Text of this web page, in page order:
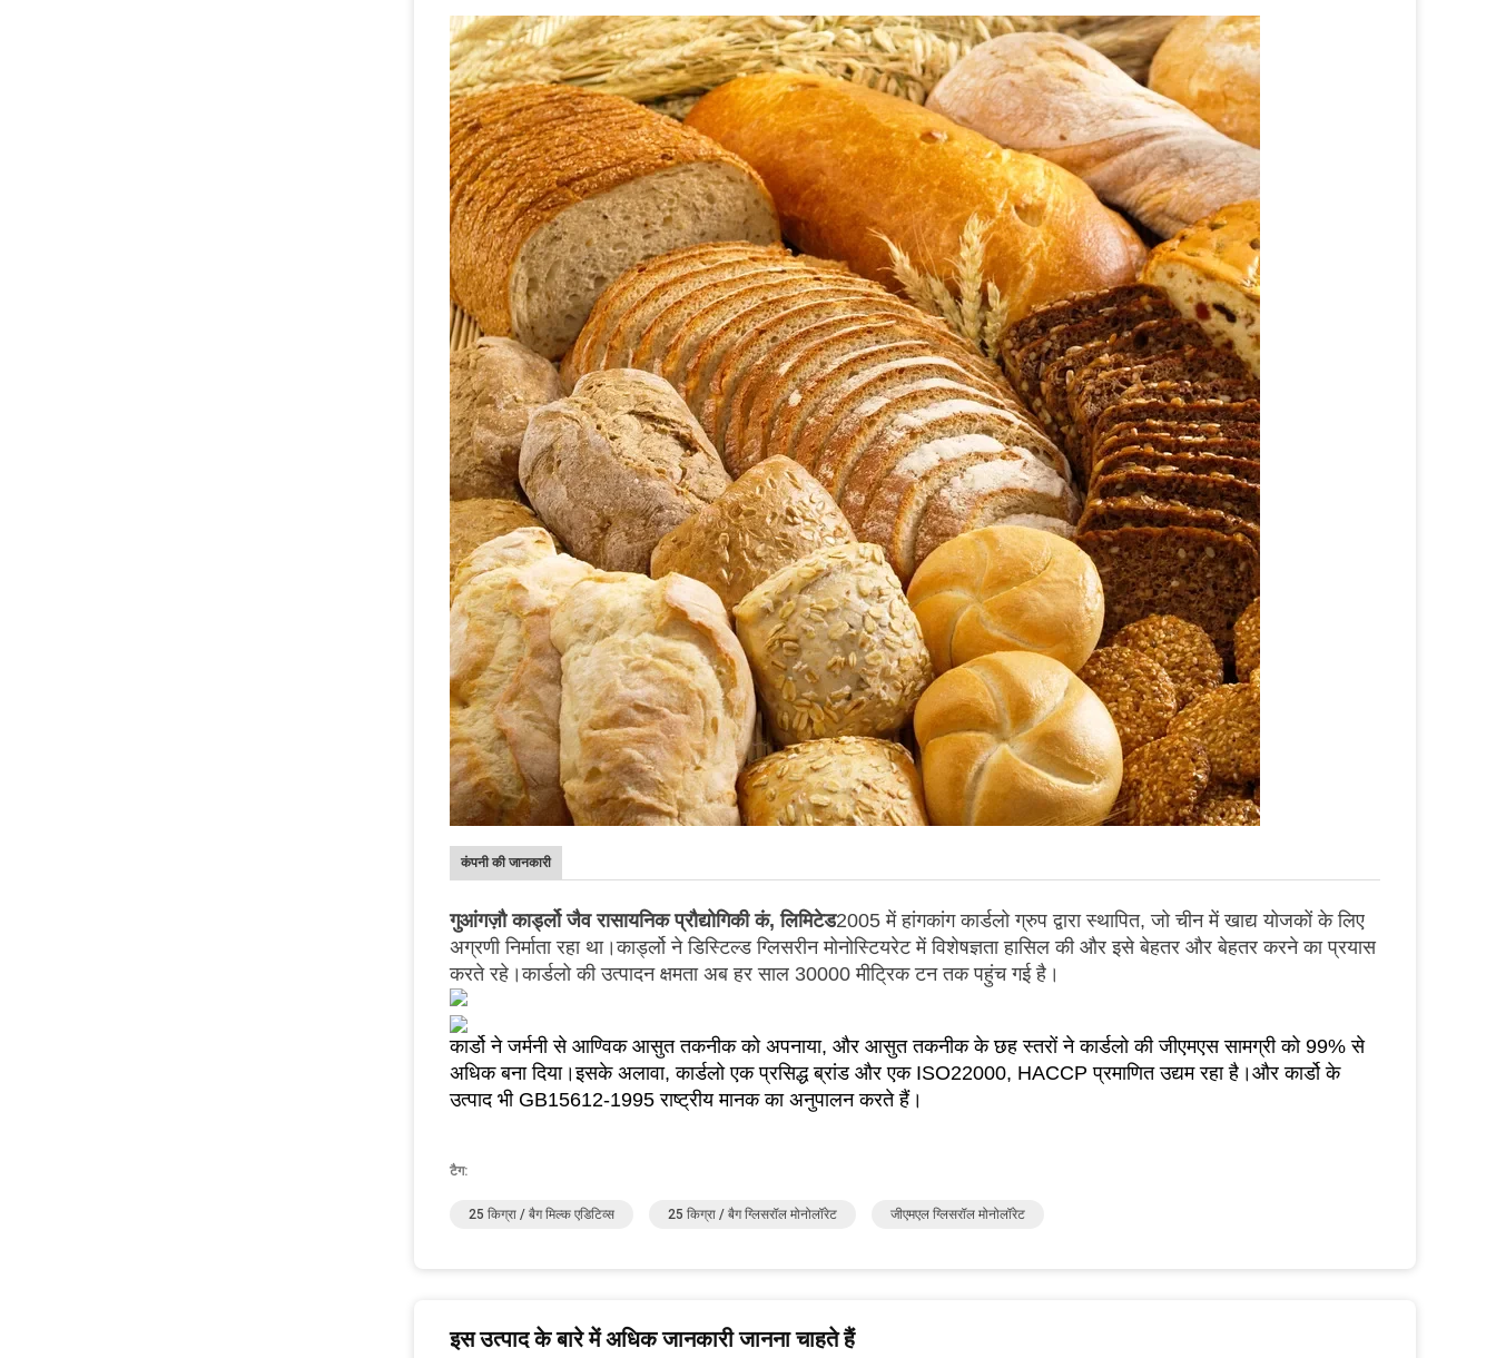
कंपनी की जानकारी
गुआंगज़ौ कार्ड्लो जैव रासायनिक प्रौद्योगिकी कं, लिमिटेड2005 में हांगकांग कार्डलो ग्रुप द्वारा स्थापित, जो चीन में खाद्य योजकों के लिए
अग्रणी निर्माता रहा था।कार्ड्लो ने डिस्टिल्ड ग्लिसरीन मोनोस्टियरेट में विशेषज्ञता हासिल की और इसे बेहतर और बेहतर करने का प्रयास
करते रहे।कार्डलो की उत्पादन क्षमता अब हर साल 30000 मीट्रिक टन तक पहुंच गई है।
कार्डो ने जर्मनी से आण्विक आसुत तकनीक को अपनाया, और आसुत तकनीक के छह स्तरों ने कार्डलो की जीएमएस सामग्री को 99% से
अधिक बना दिया।इसके अलावा, कार्डलो एक प्रसिद्ध ब्रांड और एक ISO22000, HACCP प्रमाणित उद्यम रहा है।और कार्डो के
उत्पाद भी GB15612-1995 राष्ट्रीय मानक का अनुपालन करते हैं।
टैग:
25 किग्रा / बैग मिल्क एडिटिव्स 25 किग्रा / बैग ग्लिसरॉल मोनोलॉरेट जीएमएल ग्लिसरॉल मोनोलॉरेट
इस उत्पाद के बारे में अधिक जानकारी जानना चाहते हैं